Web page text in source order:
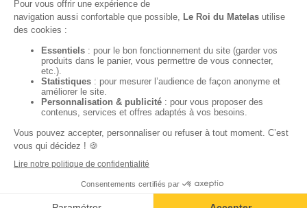
Conditions Générales de vente magasin
Mentions Légales
Données personnelles
Codes promo Le Roi du Matelas
Copyright © 2022. All rights reserved.